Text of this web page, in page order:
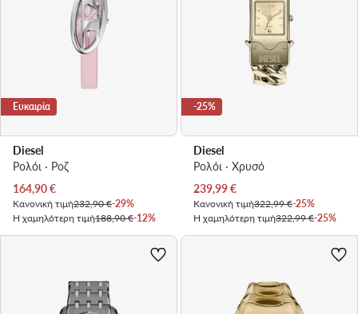
Ευκαιρία
Diesel
Ρολόι · Ροζ
Τρέχουσα τιμή
164,90€
Κανονική τιμή232,90 €-29%
Η χαμηλότερη τιμή188,90 €-12%
-25%
Diesel
Ρολόι · Χρυσό
Τρέχουσα τιμή
239,99€
Κανονική τιμή322,99 €-25%
Η χαμηλότερη τιμή322,99 €-25%